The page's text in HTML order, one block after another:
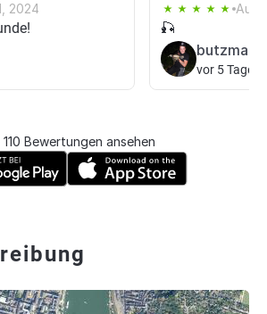
2024 Aug
🎣
butzma87
vor 5 Tagen
110 Bewertungen ansehen